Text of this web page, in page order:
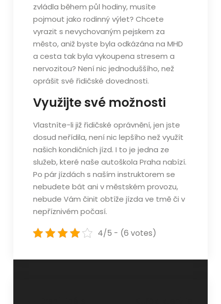
zvládla během půl hodiny, musíte
pojmout jako rodinný výlet? Chcete
vyrazit s nevychovaným pejskem za
město, aniž byste byla odkázána na MHD
a cesta tak byla vykoupena stresem a
nervozitou? Není nic jednoduššího, než
oprášit své řidičské dovednosti.
Využijte své možnosti
Vlastníte-li již řidičské oprávnění, jen jste
dosud neřídila, není nic lepšího než využít
našich kondičních jízd. I to je jedna ze
služeb, které naše autoškola Praha nabízí.
Po pár jízdách s naším instruktorem se
nebudete bát ani v městském provozu,
nebude Vám činit obtíže jízda ve tmě či v
nepříznivém počasí.
4/5 - (6 votes)